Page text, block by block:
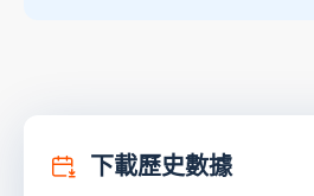
下載歷史數據